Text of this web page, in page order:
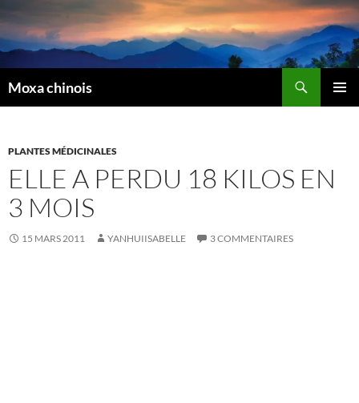
Moxa chinois
PLANTES MÉDICINALES
ELLE A PERDU 18 KILOS EN
3 MOIS
15 MARS 2011 YANHUIISABELLE 3 COMMENTAIRES